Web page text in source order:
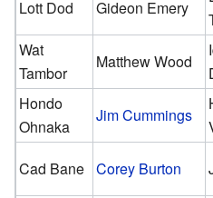
Lott Dod Gideon Emery
Wat
Tambor
Matthew Wood
Hondo
Ohnaka
Jim Cummings
Cad Bane Corey Burton